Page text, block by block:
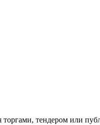
торгами, тендером или